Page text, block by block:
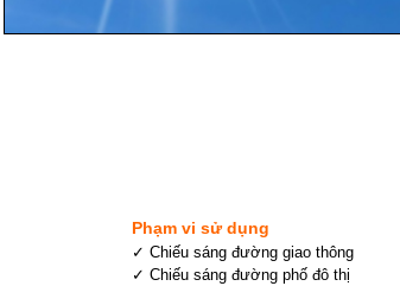
Phạm vi sử dụng
✓ Chiếu sáng đường giao thông
✓ Chiếu sáng đường phố đô thị